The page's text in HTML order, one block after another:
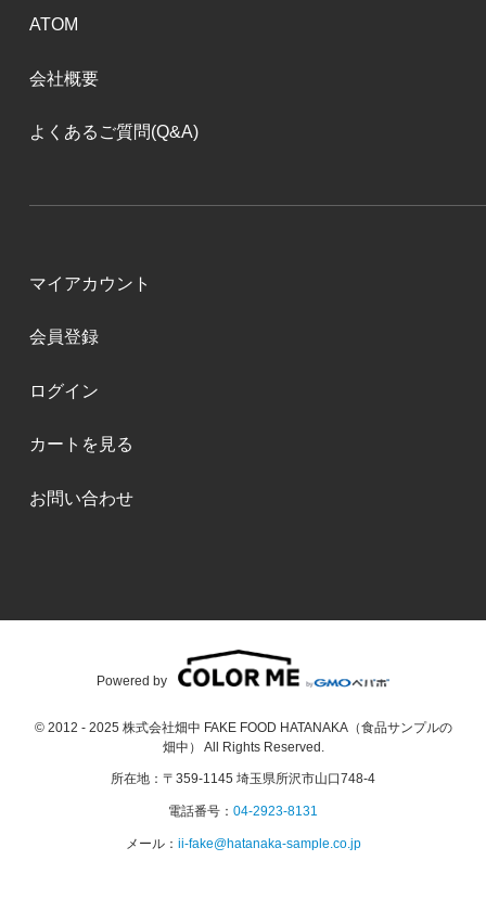
ATOM
会社概要
よくあるご質問(Q&A)
マイアカウント
会員登録
ログイン
カートを見る
お問い合わせ
© 2012 - 2025 株式会社畑中 FAKE FOOD HATANAKA（食品サンプルの
畑中） All Rights Reserved.
所在地：〒359-1145 埼玉県所沢市山口748-4
電話番号： 04-2923-8131
メール： ii-fake@hatanaka-sample.co.jp
Powered by